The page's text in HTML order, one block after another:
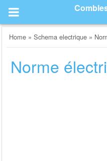
content
Home »Schema electrique »
Norme